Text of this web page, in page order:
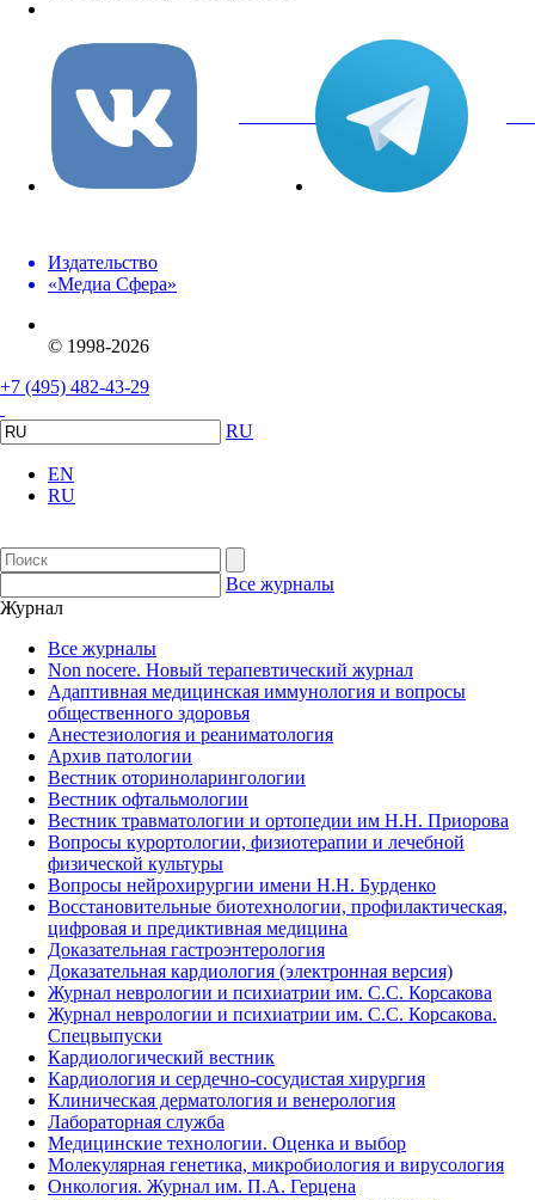
вКонтакте
Издательство
«Медиа Сфера»
© 1998-2026
+7 (495) 482-43-29
RU
EN
RU
Все журналы
Журнал
Все журналы
Non nocere. Новый терапевтический журнал
Адаптивная медицинская иммунология и вопросы
общественного здоровья
Анестезиология и реаниматология
Архив патологии
Вестник оториноларингологии
Вестник офтальмологии
Вестник травматологии и ортопедии им Н.Н. Приорова
Вопросы курортологии, физиотерапии и лечебной
физической культуры
Вопросы нейрохирургии имени Н.Н. Бурденко
Восстановительные биотехнологии, профилактическая,
цифровая и предиктивная медицина
Доказательная гастроэнтерология
Доказательная кардиология (электронная версия)
Журнал неврологии и психиатрии им. С.С. Корсакова
Журнал неврологии и психиатрии им. С.С. Корсакова.
Спецвыпуски
Кардиологический вестник
Кардиология и сердечно-сосудистая хирургия
Клиническая дерматология и венерология
Лабораторная служба
Медицинские технологии. Оценка и выбор
Молекулярная генетика, микробиология и вирусология
Онкология. Журнал им. П.А. Герцена